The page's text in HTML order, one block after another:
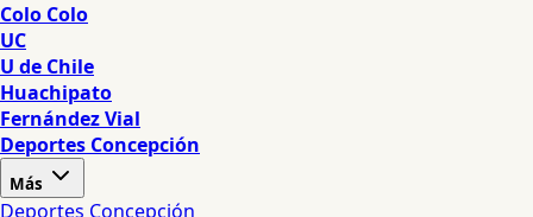
Colo Colo
UC
U de Chile
Huachipato
Fernández Vial
Deportes Concepción
Más
Deportes Concepción